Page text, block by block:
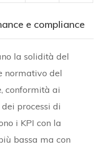
e compliance
la solidità del
normativo del
conformità ai
processi di
i KPI con la
bassa ma con